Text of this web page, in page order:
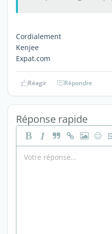
Cordialement
Kenjee
Expat.com
Réagir Répondre
Réponse rapide